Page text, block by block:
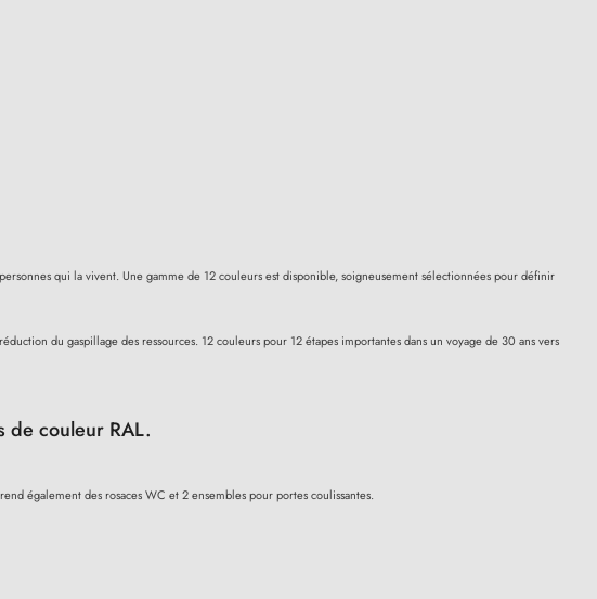
qui la vivent. Une gamme de 12 couleurs est disponible, soigneusement sélectionnées pour définir
du gaspillage des ressources. 12 couleurs pour 12 étapes importantes dans un voyage de 30 ans vers
de couleur RAL.
également des rosaces WC et 2 ensembles pour portes coulissantes.